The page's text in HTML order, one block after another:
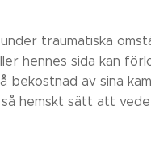
traumatiska
hennes sida kan
av sina
hemskt sätt att